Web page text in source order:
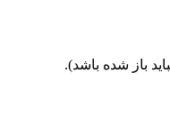
باز شده باشد).